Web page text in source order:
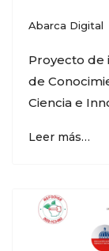
Abarca Digital
Proyecto de
de
Ciencia e
Leer más…